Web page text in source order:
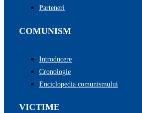
Parteneri
COMUNISM
Introducere
Cronologie
Enciclopedia comunismului
VICTIME